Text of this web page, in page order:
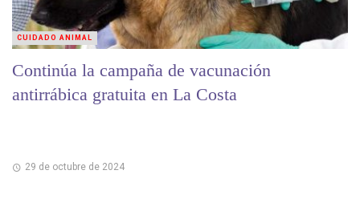
Continúa la campaña de vacunación
antirrábica gratuita en La Costa
29 de octubre de 2024
CUIDADO ANIMAL